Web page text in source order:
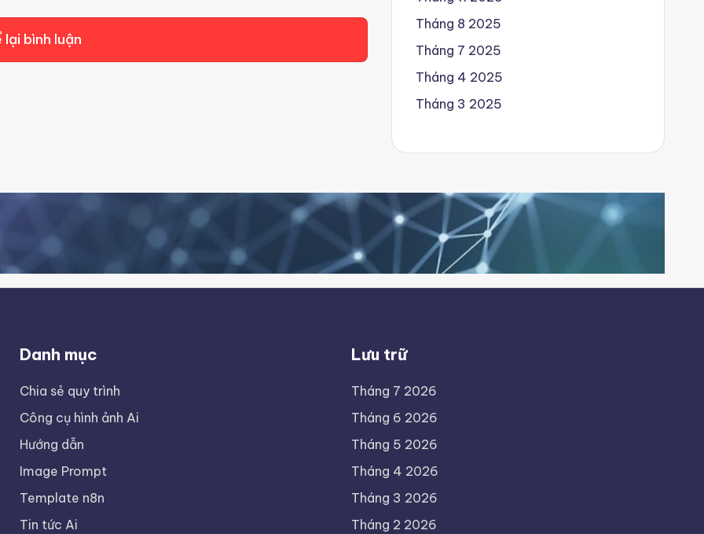
bình luận
Tháng 8 2025
Tháng 7 2025
Tháng 4 2025
Tháng 3 2025
Danh mục
Chia sẻ quy trình
Công cụ hình ảnh Ai
Hướng dẫn
Image Prompt
Template n8n
Tin tức Ai
Lưu trữ
Tháng 7 2026
Tháng 6 2026
Tháng 5 2026
Tháng 4 2026
Tháng 3 2026
Tháng 2 2026